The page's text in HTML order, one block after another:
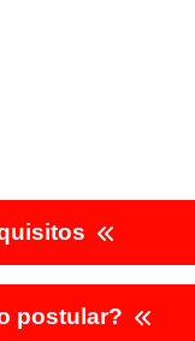
postular?